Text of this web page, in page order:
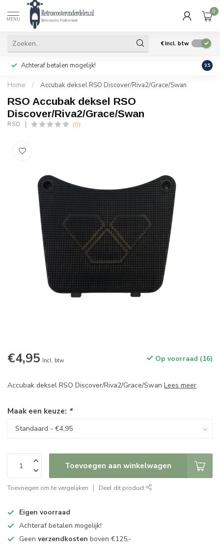
MENU
0
€Incl. btw
Achteraf betalen mogelijk! Geen
9.5
Home / Accubak deksel RSO Discover/Riva2/Grace/Swan
RSO Accubak deksel RSO
Discover/Riva2/Grace/Swan
RSO (0)
€4,95 Incl. btw Op voorraad (16)
Accubak deksel RSO Discover/Riva2/Grace/Swan Lees meer.
Maak een keuze: *
Toevoegen aan winkelwagen
Toevoegen om te vergelijken Deel dit product
Eigen voorraad
Achteraf betalen mogelijk!
Geen verzendkosten boven €125,-